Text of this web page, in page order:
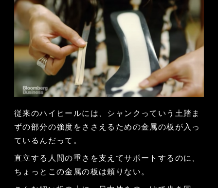
従来のハイヒールには、シャンクっていう土踏ま
ずの部分の強度をささえるための金属の板が入っ
ているんだって。
直立する人間の重さを支えてサポートするのに、
ちょっとこの金属の板は頼りない。